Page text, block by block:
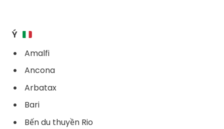
Ý
Amalfi
Ancona
Arbatax
Bari
Bến du thuyền Rio